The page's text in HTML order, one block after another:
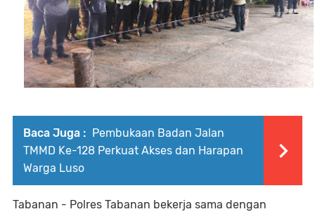
Baca Juga : Pembukaan Badan Jalan
TMMD Ke-128 Perkuat Akses dan Harapan
Warga Luso
Tabanan - Polres Tabanan bekerja sama dengan